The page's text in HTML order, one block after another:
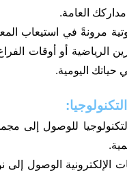
مداركك العامة.
مرونةً في استيعاب
الرياضية أو أوقات
حياتك اليومية.
للوصول إلى
الإلكترونية الوصول إلى